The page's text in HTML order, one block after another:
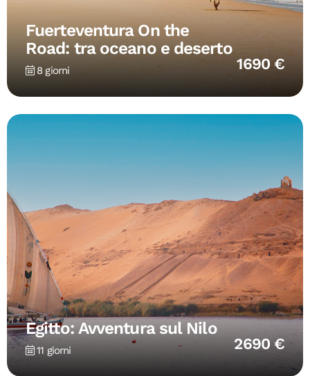
Fuerteventura On the
Road: tra oceano e deserto
8 giorni 1690 €
Egitto: Avventura sul Nilo
11 giorni 2690 €